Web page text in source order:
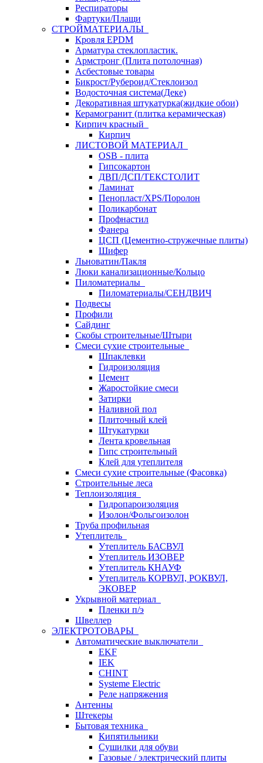
Респираторы
Фартуки/Плащи
СТРОЙМАТЕРИАЛЫ
Кровля ЕРDM
Арматура стеклопластик.
Армстронг (Плита потолочная)
Асбестовые товары
Бикрост/Рубероид/Стеклоизол
Водосточная система(Деке)
Декоративная штукатурка(жидкие обои)
Керамогранит (плитка керамическая)
Кирпич красный
Кирпич
ЛИСТОВОЙ МАТЕРИАЛ
OSB - плита
Гипсокартон
ДВП/ДСП/ТЕКСТОЛИТ
Ламинат
Пенопласт/XPS/Поролон
Поликарбонат
Профнастил
Фанера
ЦСП (Цементно-стружечные плиты)
Шифер
Льноватин/Пакля
Люки канализационные/Кольцо
Пиломатериалы
Пиломатериалы/СЕНДВИЧ
Подвесы
Профили
Сайдинг
Скобы строительные/Штыри
Смеси сухие строительные
Шпаклевки
Гидроизоляция
Цемент
Жаростойкие смеси
Затирки
Наливной пол
Плиточный клей
Штукатурки
Лента кровельная
Гипс строительный
Клей для утеплителя
Смеси сухие строительные (Фасовка)
Строительные леса
Теплоизоляция
Гидропароизоляция
Изолон/Фольгоизолон
Труба профильная
Утеплитель
Утеплитель БАСВУЛ
Утеплитель ИЗОВЕР
Утеплитель КНАУФ
Утеплитель КОРВУЛ, РОКВУЛ,
ЭКОВЕР
Укрывной материал
Пленки п/э
Швеллер
ЭЛЕКТРОТОВАРЫ
Автоматические выключатели
EKF
IEK
CHINT
Systeme Electric
Реле напряжения
Антенны
Штекеры
Бытовая техника
Кипятильники
Сушилки для обуви
Газовые / электрический плиты